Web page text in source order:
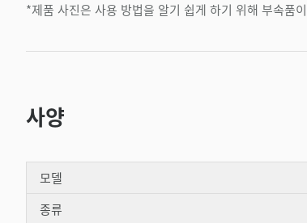
*제품 사진은 사용 방법을 알기 쉽게 하기 위해 부속품
사양
모델
종류